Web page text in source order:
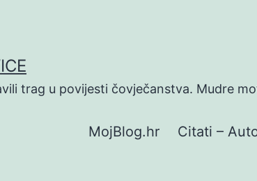
trag u povijesti čovječanstva. Mudre
MojBlog.hr Citati –